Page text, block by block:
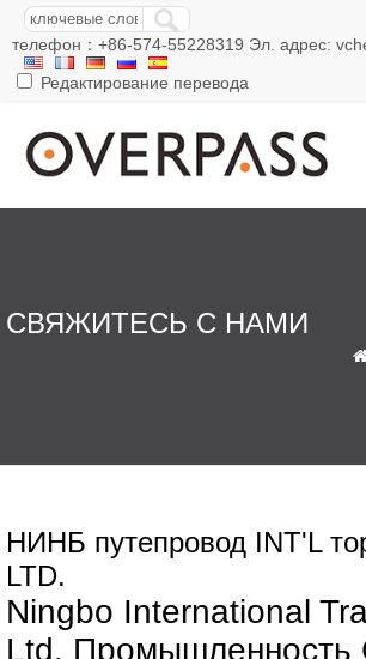
телефон：+86-574-55228319 Эл. адрес:
Редактирование перевода
СВЯЖИТЕСЬ С НАМИ
НИНБ путепровод INT'L
LTD.
Ningbo International
Ltd. Промышленность